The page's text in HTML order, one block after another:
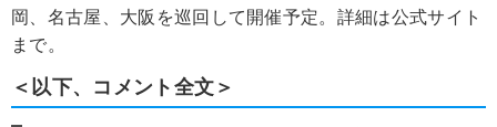
岡、名古屋、大阪を巡回して開催予定。詳細は公式サイト
まで。
＜以下、コメント全文＞